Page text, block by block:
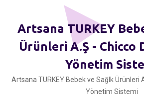
Artsana TURKEY
Ürünleri A.Ş -
Yönetim
Artsana TURKEY Bebek ve Sağlk Ürünleri
Yönetim Sistemi